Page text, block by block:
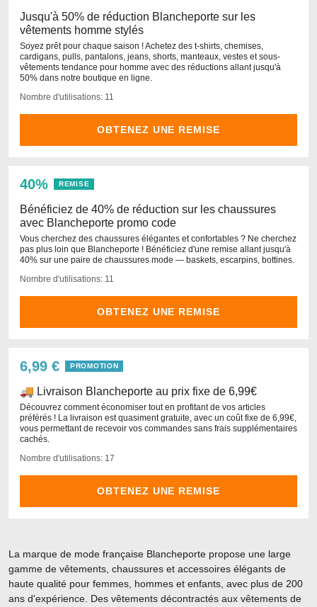
Jusqu'à 50% de réduction Blancheporte sur les
vêtements homme stylés
Soyez prêt pour chaque saison ! Achetez des t-shirts, chemises,
cardigans, pulls, pantalons, jeans, shorts, manteaux, vestes et sous-
vêtements tendance pour homme avec des réductions allant jusqu'à
50% dans notre boutique en ligne.
Nombre d'utilisations: 11
OBTENEZ UNE REMISE
40% REMISE
Bénéficiez de 40% de réduction sur les chaussures
avec Blancheporte promo code
Vous cherchez des chaussures élégantes et confortables ? Ne cherchez
pas plus loin que Blancheporte ! Bénéficiez d'une remise allant jusqu'à
40% sur une paire de chaussures mode — baskets, escarpins, bottines.
Nombre d'utilisations: 11
OBTENEZ UNE REMISE
6,99 € PROMOTION
🚚 Livraison Blancheporte au prix fixe de 6,99€
Découvrez comment économiser tout en profitant de vos articles
préférés ! La livraison est quasiment gratuite, avec un coût fixe de 6,99€,
vous permettant de recevoir vos commandes sans frais supplémentaires
cachés.
Nombre d'utilisations: 17
OBTENEZ UNE REMISE
La marque de mode française Blancheporte propose une large
gamme de vêtements, chaussures et accessoires élégants de
haute qualité pour femmes, hommes et enfants, avec plus de 200
ans d'expérience. Des vêtements décontractés aux vêtements de